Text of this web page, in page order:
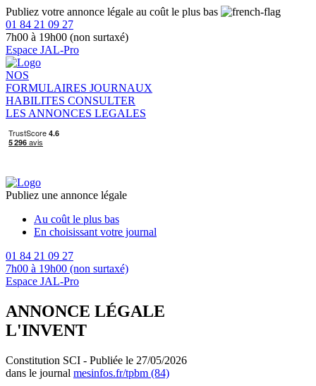
Publiez votre annonce légale au coût le plus bas
01 84 21 09 27
7h00 à 19h00 (non surtaxé)
Espace JAL-Pro
NOS
FORMULAIRES JOURNAUX
HABILITES CONSULTER
LES ANNONCES LEGALES
Publiez une annonce légale
Au coût le plus bas
En choisissant votre journal
01 84 21 09 27
7h00 à 19h00 (non surtaxé)
Espace JAL-Pro
ANNONCE LÉGALE
L'INVENT
Constitution SCI - Publiée le 27/05/2026
dans le journal mesinfos.fr/tpbm (84)